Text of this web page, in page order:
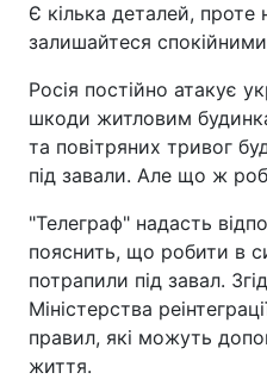
Є кілька деталей, проте
залишайтеся
Росія постійно атакує
шкоди житловим
та повітряних тривог
під завали. Але що ж
"Телеграф" надасть
пояснить, що робити в
потрапили під завал.
Міністерства
правил, які можуть
життя.